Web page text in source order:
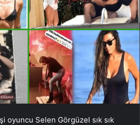
oyuncu Selen Görgüzel sık sık